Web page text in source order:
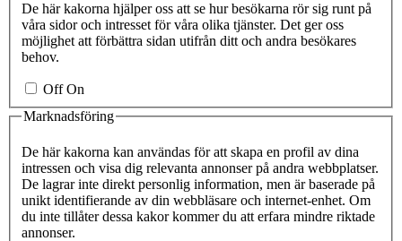
De här kakorna hjälper oss att se hur besökarna rör sig runt på
våra sidor och intresset för våra olika tjänster. Det ger oss
möjlighet att förbättra sidan utifrån ditt och andra besökares
behov.
Off On
Marknadsföring
De här kakorna kan användas för att skapa en profil av dina
intressen och visa dig relevanta annonser på andra webbplatser.
De lagrar inte direkt personlig information, men är baserade på
unikt identifierande av din webbläsare och internet-enhet. Om
du inte tillåter dessa kakor kommer du att erfara mindre riktade
annonser.